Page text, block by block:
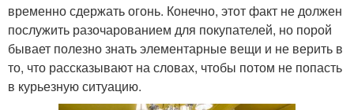
временно сдержать огонь. Конечно, этот факт не должен
послужить разочарованием для покупателей, но порой
бывает полезно знать элементарные вещи и не верить в
то, что рассказывают на словах, чтобы потом не попасть
в курьезную ситуацию.